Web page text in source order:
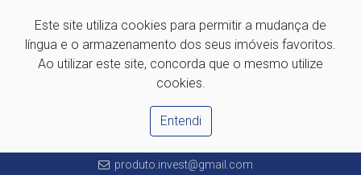
Este site utiliza cookies para permitir a mudança de
língua e o armazenamento dos seus imóveis favoritos.
Ao utilizar este site, concorda que o mesmo utilize
cookies.
Entendi
produto.invest@gmail.com